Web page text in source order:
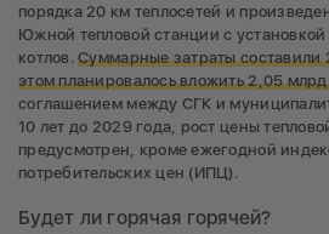
порядка 20 км теплосетей и
Южной тепловой станции с
котлов.Суммарные затраты
этом планировалось вложить 2,05
соглашением между СГК и
10 лет до 2029 года, рост цены
предусмотрен, кроме ежегодной
потребительских цен (ИПЦ).
Будет ли горячая горячей?